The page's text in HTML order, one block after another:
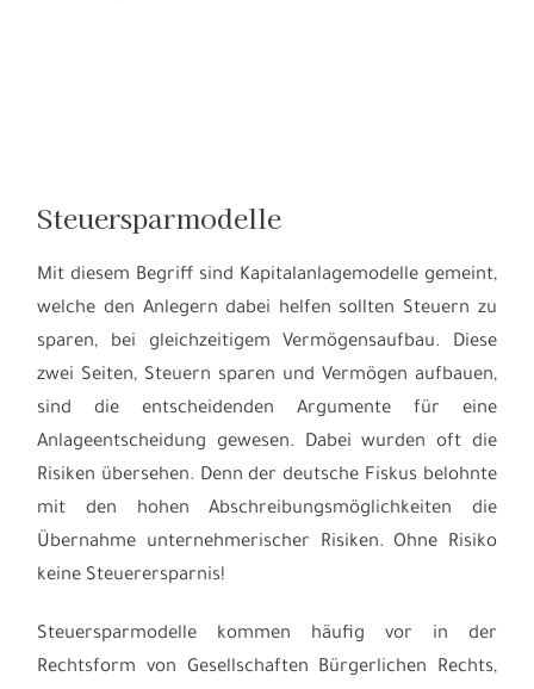
Steuersparmodelle
Mit diesem Begriff sind Kapitalanlagemodelle gemeint,
welche den Anlegern dabei helfen sollten Steuern zu
sparen, bei gleichzeitigem Vermögensaufbau. Diese
zwei Seiten, Steuern sparen und Vermögen aufbauen,
sind die entscheidenden Argumente für eine
Anlageentscheidung gewesen. Dabei wurden oft die
Risiken übersehen. Denn der deutsche Fiskus belohnte
mit den hohen Abschreibungsmöglichkeiten die
Übernahme unternehmerischer Risiken. Ohne Risiko
keine Steuerersparnis!
Steuersparmodelle kommen häufig vor in der
Rechtsform von Gesellschaften Bürgerlichen Rechts,